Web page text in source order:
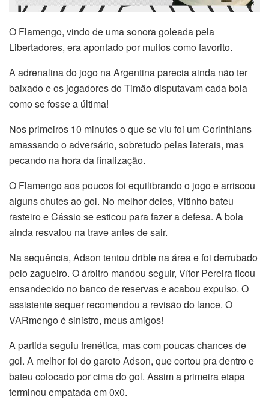
O Flamengo, vindo de uma sonora goleada pela
Libertadores, era apontado por muitos como favorito.
A adrenalina do jogo na Argentina parecia ainda não ter
baixado e os jogadores do Timão disputavam cada bola
como se fosse a última!
Nos primeiros 10 minutos o que se viu foi um Corinthians
amassando o adversário, sobretudo pelas laterais, mas
pecando na hora da finalização.
O Flamengo aos poucos foi equilibrando o jogo e arriscou
alguns chutes ao gol. No melhor deles, Vitinho bateu
rasteiro e Cássio se esticou para fazer a defesa. A bola
ainda resvalou na trave antes de sair.
Na sequência, Adson tentou drible na área e foi derrubado
pelo zagueiro. O árbitro mandou seguir, Vítor Pereira ficou
ensandecido no banco de reservas e acabou expulso. O
assistente sequer recomendou a revisão do lance. O
VARmengo é sinistro, meus amigos!
A partida seguiu frenética, mas com poucas chances de
gol. A melhor foi do garoto Adson, que cortou pra dentro e
bateu colocado por cima do gol. Assim a primeira etapa
terminou empatada em 0x0.